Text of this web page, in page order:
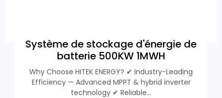
Système de stockage d'énergie de
batterie 500KW 1MWH
Why Choose HITEK ENERGY? ✔ Industry-Leading
Efficiency — Advanced MPPT & hybrid inverter
technology ✔ Reliable...